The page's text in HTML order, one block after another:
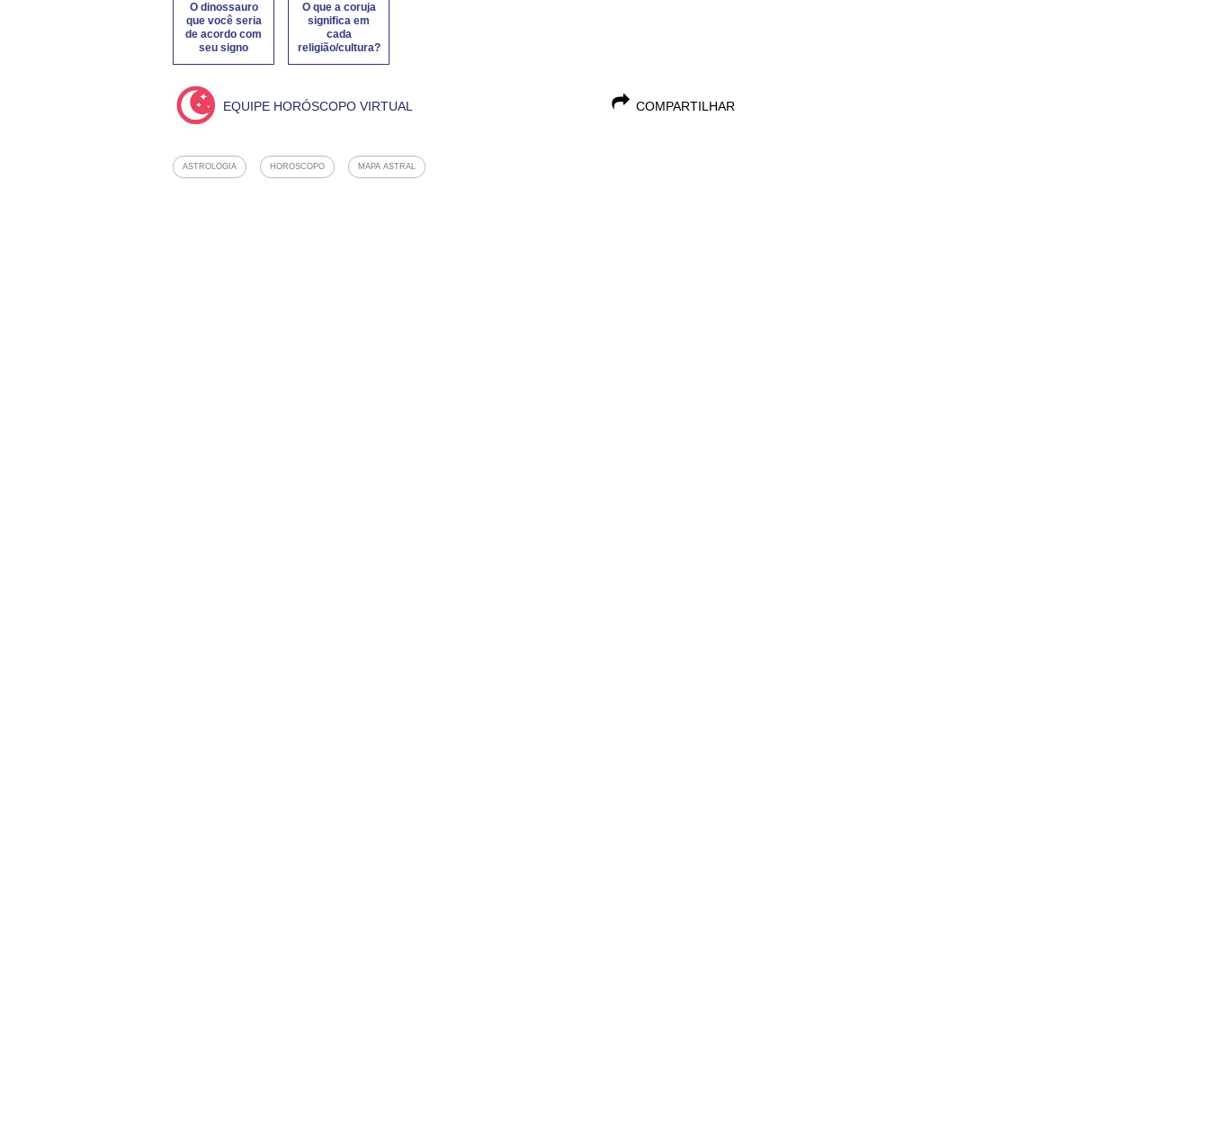
O dinossauro
que você seria
de acordo com
seu signo
O que a coruja
significa em
cada
religião/cultura?
COMPARTILHAR
EQUIPE HORÓSCOPO VIRTUAL
ASTROLOGIA HOROSCOPO MAPA ASTRAL